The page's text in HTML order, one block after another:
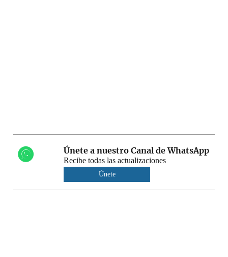
Únete a nuestro Canal de WhatsApp
Recibe todas las actualizaciones
Únete